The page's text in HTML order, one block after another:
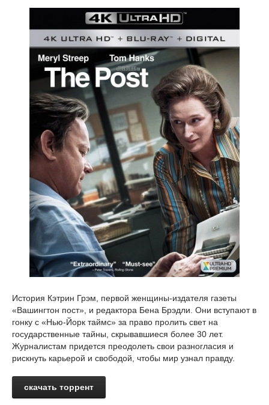
История Кэтрин Грэм, первой женщины-издателя газеты
«Вашингтон пост», и редактора Бена Брэдли. Они вступают в
гонку с «Нью-Йорк таймс» за право пролить свет на
государственные тайны, скрывавшиеся более 30 лет.
Журналистам придется преодолеть свои разногласия и
рискнуть карьерой и свободой, чтобы мир узнал правду.
скачать торрент